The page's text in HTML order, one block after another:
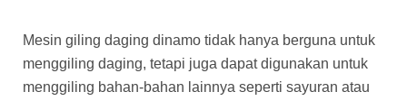
Mesin giling daging dinamo tidak hanya berguna untuk
menggiling daging, tetapi juga dapat digunakan untuk
menggiling bahan-bahan lainnya seperti sayuran atau